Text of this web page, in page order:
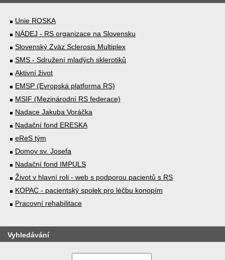
Unie ROSKA
NÁDEJ - RS organizace na Slovensku
Slovenský Zväz Sclerosis Multiplex
SMS - Sdružení mladých sklerotiků
Aktivní život
EMSP (Evropská platforma RS)
MSIF (Mezinárodní RS federace)
Nadace Jakuba Voráčka
Nadační fond ERESKA
eReS tým
Domov sv. Josefa
Nadační fond IMPULS
Život v hlavní roli - web s podporou pacientů s RS
KOPAC - pacientský spolek pro léčbu konopím
Pracovní rehabilitace
Vyhledávání